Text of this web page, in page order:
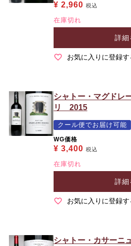
¥ 2,960 税込
在庫切れ
詳細
お気に入りに登録す
シャトー・マグドレ
リ 2015
クール便でお届け可能
WG価格
¥ 3,400 税込
在庫切れ
詳細
お気に入りに登録す
シャトー・カサーニ